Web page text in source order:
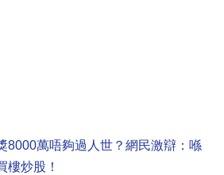
8000萬唔夠過人世？網民激辯：喺
樓炒股！